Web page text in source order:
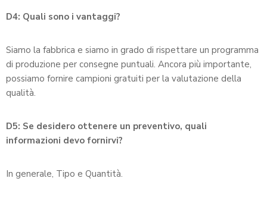
D4: Quali sono i vantaggi?
Siamo la fabbrica e siamo in grado di rispettare un programma
di produzione per consegne puntuali. Ancora più importante,
possiamo fornire campioni gratuiti per la valutazione della
qualità.
D5: Se desidero ottenere un preventivo, quali
informazioni devo fornirvi?
In generale, Tipo e Quantità.